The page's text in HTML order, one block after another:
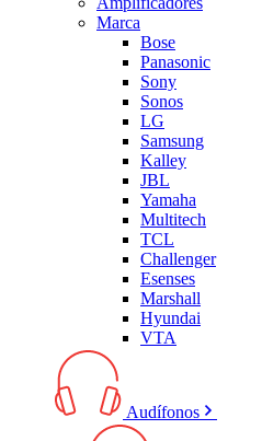
Marca
Bose
Panasonic
Sony
Sonos
LG
Samsung
Kalley
JBL
Yamaha
Multitech
TCL
Challenger
Esenses
Marshall
Hyundai
VTA
Audífonos